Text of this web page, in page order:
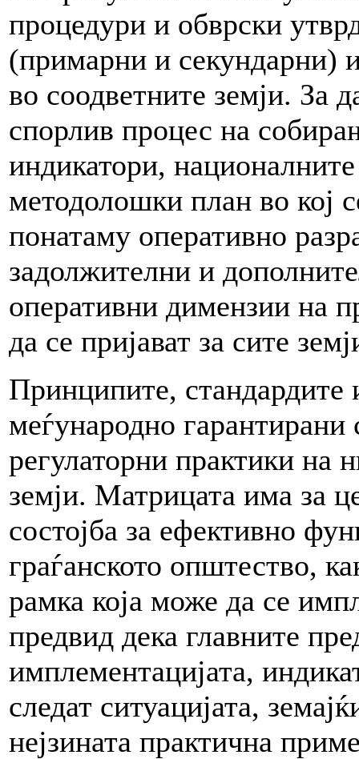
процедури и обврски
(примарни и секундарни)
во соодветните земји. За
спорлив процес на
индикатори,
методолошки план во кој
понатаму оперативно
задолжителни и
оперативни димензии на
да се пријават за сите
Принципите, стандардите
меѓународно гарантирани
регулаторни практики на
земји. Матрицата има за
состојба за ефективно
граѓанското општество,
рамка која може да се
предвид дека главните
имплементацијата,
следат ситуацијата,
нејзината практична